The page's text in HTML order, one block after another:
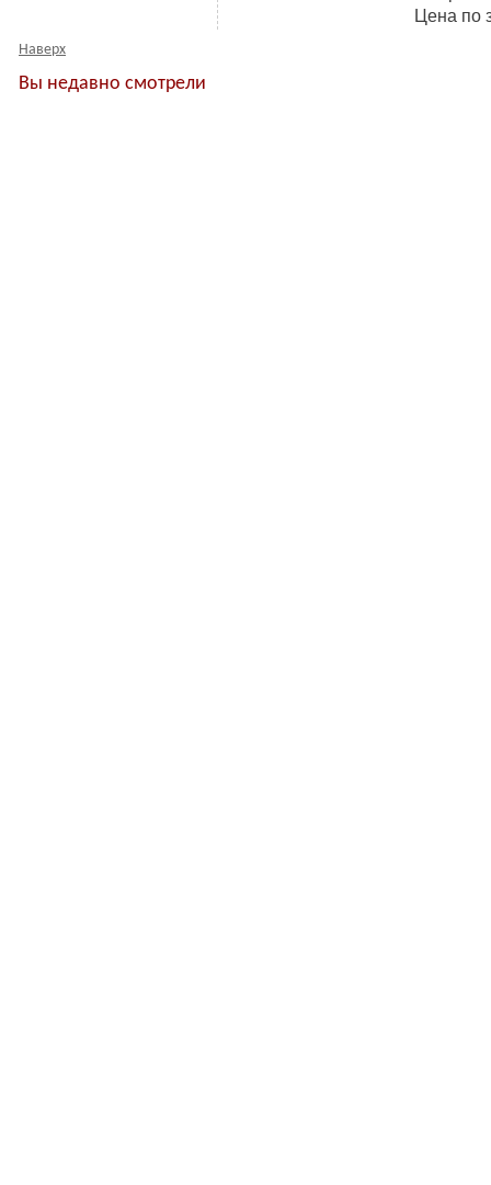
Цена по
Наверх
Вы недавно смотрели